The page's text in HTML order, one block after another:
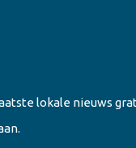
lokale nieuws